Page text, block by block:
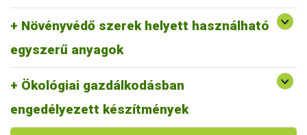
Növényvédő szerek helyett használható
egyszerű anyagok
növényvédelemben felhasználható, nem engedélyköteles
termékek
Ökológiai gazdálkodásban
engedélyezett készítmények
anyagok valamint forgalomba hozatali és felhasználási
engedéllyel rendelkező növényvédelmi célú készítmények
és termésnövelő anyagok listája